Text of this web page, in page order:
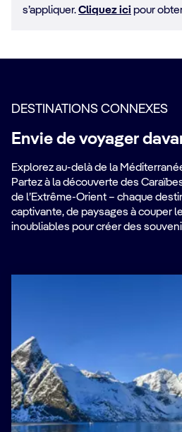
s’appliquer.Cliquez ici pour
DESTINATIONS CONNEXES
Envie de voyager
Explorez au-delà de la
Partez à la découverte des
de l’Extrême-Orient – chaque
captivante, de paysages à couper
inoubliables pour créer des